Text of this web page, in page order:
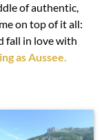
of authentic,
on top of it all:
fall in love with
as Aussee.